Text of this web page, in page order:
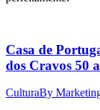
Casa de
dos Cravos 50
CulturaBy